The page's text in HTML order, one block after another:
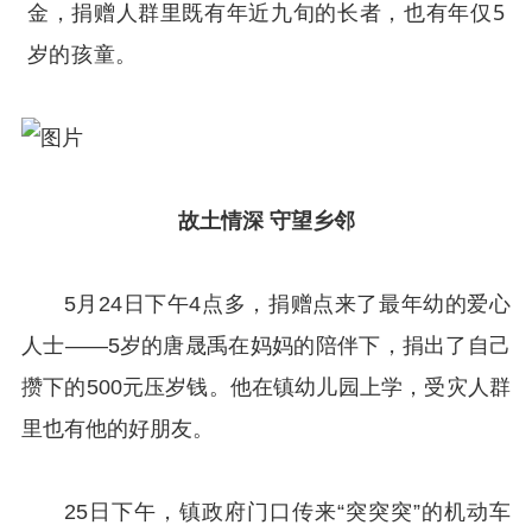
金，捐赠人群里既有年近九旬的长者，也有年仅5
岁的孩童。
故土情深 守望乡邻
5月24日下午4点多，捐赠点来了最年幼的爱心
人士——5岁的唐晟禹在妈妈的陪伴下，捐出了自己
攒下的500元压岁钱。他在镇幼儿园上学，受灾人群
里也有他的好朋友。
25日下午，镇政府门口传来“突突突”的机动车